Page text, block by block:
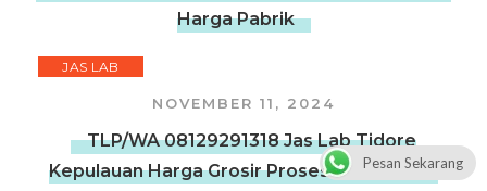
Harga Pabrik
JAS LAB
NOVEMBER 11, 2024
TLP/WA 08129291318 Jas Lab Tidore
Kepulauan Harga Grosir Proses Pembuatan
Pesan Sekarang